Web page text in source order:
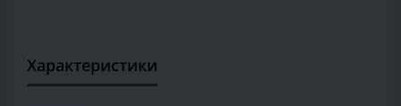
Характеристики